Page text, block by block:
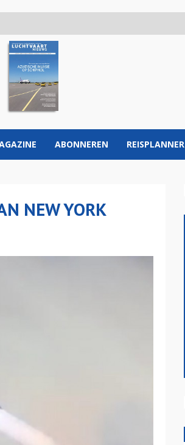
ABONNEREN REISPLANNER
NEW YORK